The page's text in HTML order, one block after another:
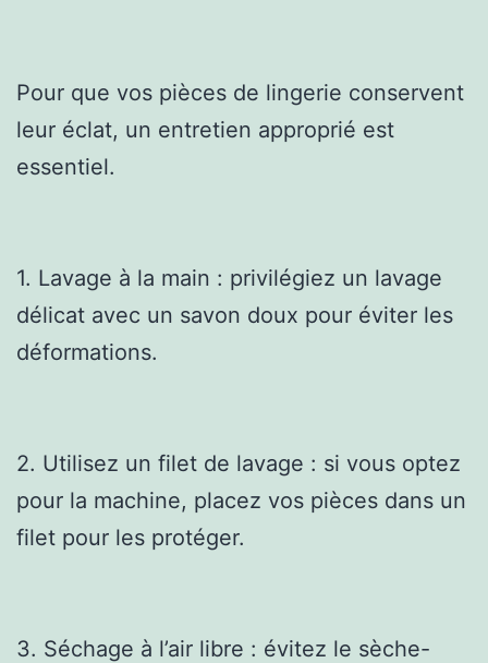
Pour que vos pièces de lingerie conservent
leur éclat, un entretien approprié est
essentiel.
1. Lavage à la main : privilégiez un lavage
délicat avec un savon doux pour éviter les
déformations.
2. Utilisez un filet de lavage : si vous optez
pour la machine, placez vos pièces dans un
filet pour les protéger.
3. Séchage à l’air libre : évitez le sèche-